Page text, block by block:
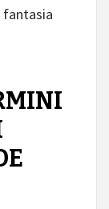
fantasia